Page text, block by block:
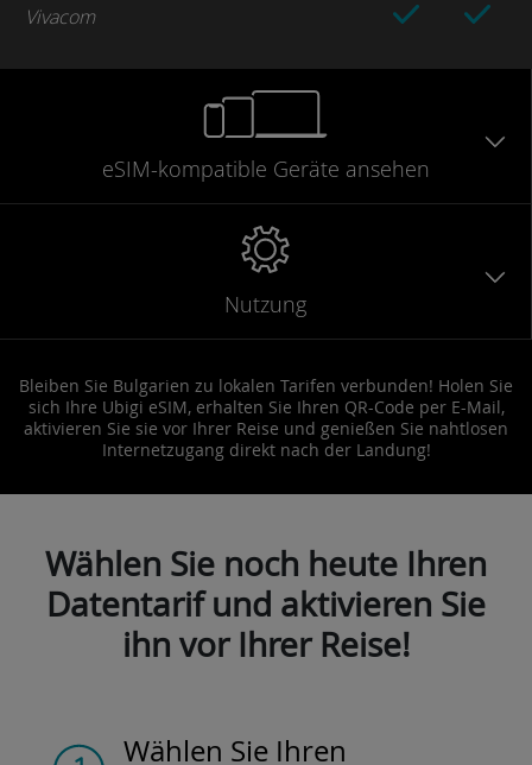
Vivacom
eSIM-kompatible Geräte ansehen
Nutzung
Bleiben Sie Bulgarien zu lokalen Tarifen verbunden! Holen Sie
sich Ihre Ubigi eSIM, erhalten Sie Ihren QR-Code per E-Mail,
aktivieren Sie sie vor Ihrer Reise und genießen Sie nahtlosen
Internetzugang direkt nach der Landung!
Wählen Sie noch heute Ihren
Datentarif und aktivieren Sie
ihn vor Ihrer Reise!
Wählen Sie Ihren